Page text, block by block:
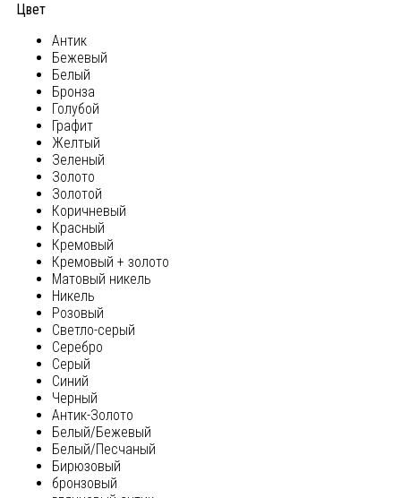
Цвет
Антик
Бежевый
Белый
Бронза
Голубой
Графит
Желтый
Зеленый
Золото
Золотой
Коричневый
Красный
Кремовый
Кремовый + золото
Матовый никель
Никель
Розовый
Светло-серый
Серебро
Серый
Синий
Черный
Антик-Золото
Белый/Бежевый
Белый/Песчаный
Бирюзовый
бронзовый